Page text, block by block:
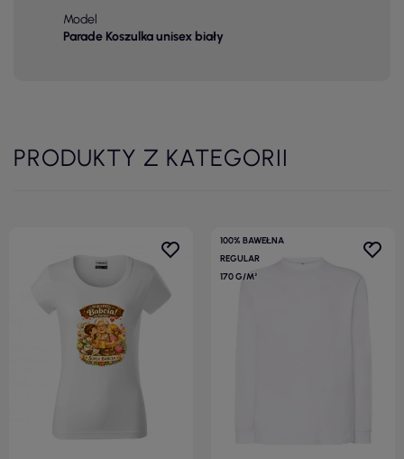
Model
Parade Koszulka unisex biały
PRODUKTY Z KATEGORII
100% BAWEŁNA
REGULAR
170 G/M²